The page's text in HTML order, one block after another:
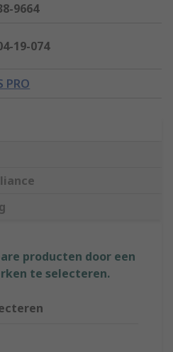
9664
19-074
PRO
producten door een
te selecteren.